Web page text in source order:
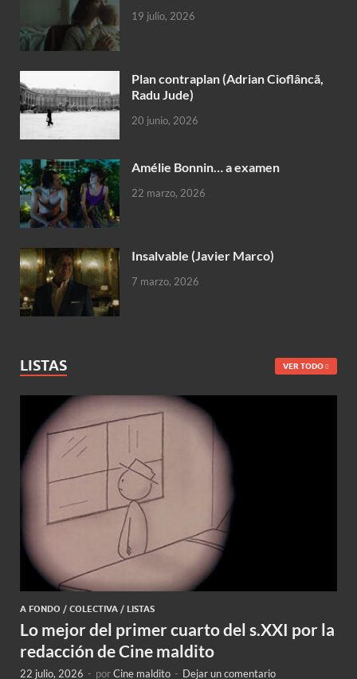
19 julio, 2026
Plan contraplan (Adrian Cioflâncã,
Radu Jude)
20 junio, 2026
Amélie Bonnin… a examen
22 marzo, 2026
Insalvable (Javier Marco)
7 marzo, 2026
LISTAS VER TODO
A FONDO / COLECTIVA / LISTAS
Lo mejor del primer cuarto del s.XXI por la
redacción de Cine maldito
22 julio, 2026 - porCine maldito - Dejar un comentario